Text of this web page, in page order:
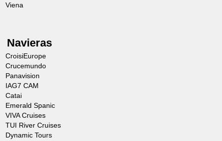
Viena
Navieras
CroisiEurope
Crucemundo
Panavision
IAG7 CAM
Catai
Emerald Spanic
VIVA Cruises
TUI River Cruises
Dynamic Tours